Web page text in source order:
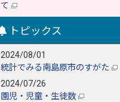
て
トピックス
2024/08/01
統計でみる南島原市のすがた
2024/07/26
園児・児童・生徒数